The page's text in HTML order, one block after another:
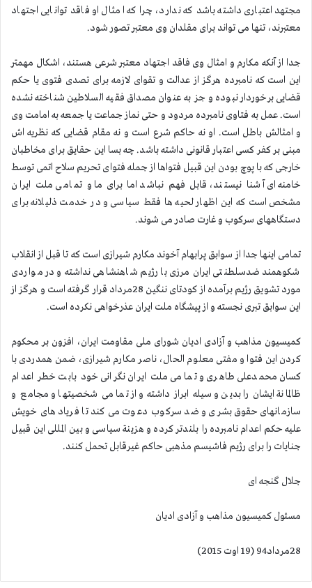
مجتهد اعتباری داشته باشد كه ندارد، چرا كه امثال او فاقد توانایی اجتهاد
معتبرند، تنها می تواند برای مقلدان وی معتبر تصور شود.
جدا از آنكه مكارم و امثال وی فاقد اجتهاد معتبر شرعی هستند، اشكال مهمتر
این است كه نامبرده هرگز از عدالت و تقوای لازمه برای تصدی فتوی یا حكم
قضایی برخوردار نبوده و جز به عنوان مصداق فقیه السلاطین شناخته نشده
است. عمل به فتاوی نامبرده مردود و حتی نماز جماعت یا جمعه به امامت وی
و امثالش باطل است. او نه حاكم شرع است و نه مقام قضایی كه نظریه اش
مبنی بر كفر كسی اعتبار قانونی داشته باشد. چه بسا این حقایق برای مخاطبان
خارجی كه با پوچ بودن این قبیل فتواها از جمله فتوای تحریم سلاح اتمی توسط
خامنه ای آشنا نیستند، قابل فهم نباشد اما برای ما و تمامی ملت ایران
مشخص است كه این اظهار لحیه ها فقط سیاسی و در خدمت ذلیلانه برای
دستگاههای سركوب و غارت صادر می شوند.
تمامی اینها جدا از سوابق پرابهام آخوند مكارم شیرازی است كه تا قبل از انقلاب
شكوهمند ضدسلطنتی ایران مرزی با رژیم شاهنشاهی نداشته و در مواردی
مورد تشویق رژیم برآمده از كودتای ننگین 28مرداد قرار گرفته است و هرگز از
این سوابق تبری نجسته و از پیشگاه ملت ایران عذرخواهی نكرده است.
كمیسیون مذاهب و آزادی ادیان شورای ملی مقاومت ایران، افزون بر محكوم
كردن این فتوا و مفتی معلوم الحال، ناصر مكارم شیرازی، ضمن همدردی با
كسان محمدعلی طاهری و تمامی ملت ایران نگرانی خود بابت خطر اعدام
ظالمانة ایشان را بدین وسیله ابراز داشته و از تمامی شخصیتها و مجامع و
سازمانهای حقوق بشری و ضد سركوب دعوت می كند تا فریادهای خویش
علیه حكم اعدام نامبرده را بلندتر كرده و هزینة سیاسی و بین المللی این قبیل
جنایات را برای رژیم فاشیسم مذهبی حاكم غیرقابل تحمل كنند.
جلال گنجه ای
مسئول كمیسیون مذاهب و آزادی ادیان
28مرداد94 (19 اوت 2015)